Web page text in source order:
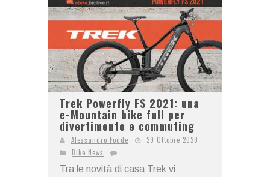
Trek Powerfly FS 2021: una
e-Mountain bike full per
divertimento e commuting
Alessandro Fodde
29 Ottobre 2020
Bike News
Tra le novità di casa Trek vi